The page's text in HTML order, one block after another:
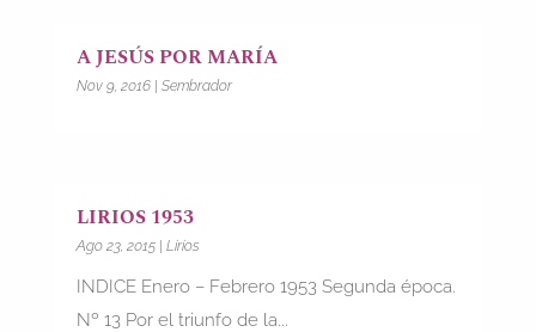
A JESÚS POR MARÍA
Nov 9, 2016| Sembrador
LIRIOS 1953
Ago 23, 2015| Lirios
INDICE Enero – Febrero 1953 Segunda época.
Nº 13 Por el triunfo de la...